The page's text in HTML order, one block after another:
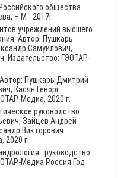
общества
– М - 2017г.
учреждений высшего
Автор: Пушкарь
Самуилович,
Издательство: ГЭОТАР-
Пушкарь Дмитрий
Касян Геворг
Медиа, 2020 г.
руководство.
Зайцев Андрей
Викторович.
2020 г.
: руководство
Медиа Россия Год